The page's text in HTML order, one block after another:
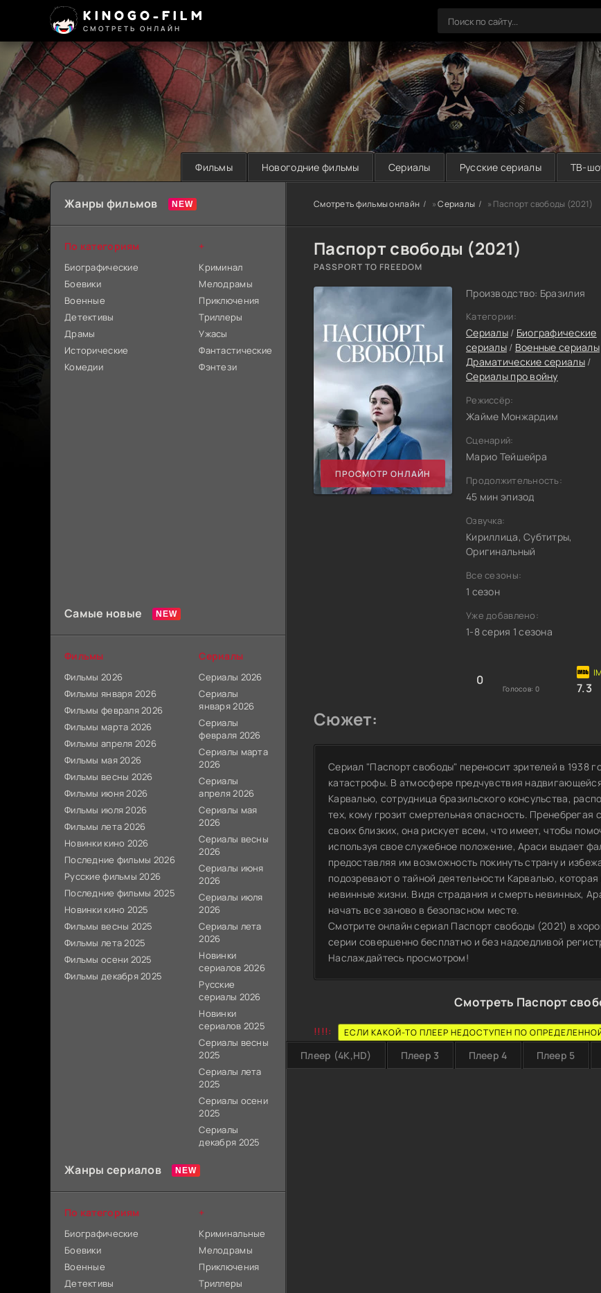
KINOGO-FILM
СМОТРЕТЬ ОНЛАЙН
Фильмы Новогодние фильмы Сериалы Русские сериалы ТВ-
Смотреть фильмы онлайн »Сериалы » Паспорт свободы (2021)
Паспорт свободы (2021)
PASSPORT TO FREEDOM
ПРОСМОТР ОНЛАЙН
Производство: Бразилия
Категории:
Сериалы/ Биографические
сериалы/ Военные сериалы
Драматические сериалы/
Сериалы про войну
Режиссёр:
Жайме Монжардим
Сценарий:
Марио Тейшейра
Продолжительность:
45 мин эпизод
Озвучка:
Кириллица, Субтитры,
Оригинальный
Все сезоны:
1 сезон
Уже добавлено:
1-8 серия 1 сезона
0
Голосов: 0 7.3
Сюжет:
Сериал "Паспорт свободы" переносит зрителей в 1938
катастрофы. В атмосфере предчувствия
Карвалью, сотрудница бразильского консульства,
тех, кому грозит смертельная опасность.
своих близких, она рискует всем, что имеет, чтобы
используя свое служебное положение, Араси выдает
предоставляя им возможность покинуть страну и
подозревают о тайной деятельности Карвалью,
невинные жизни. Видя страдания и смерть невинных,
начать все заново в безопасном месте.
Смотрите онлайн сериал Паспорт свободы (2021) в
серии совершенно бесплатно и без надоедливой
Наслаждайтесь просмотром!
Смотреть Паспорт
!!!!: ЕСЛИ КАКОЙ-ТО ПЛЕЕР НЕДОСТУПЕН ПО
Плеер (4K,HD) Плеер 3 Плеер 4 Плеер 5
Жанры фильмов
По категориям
Биографические
Боевики
Военные
Детективы
Драмы
Исторические
Комедии
+
Криминал
Мелодрамы
Приключения
Триллеры
Ужасы
Фантастические
Фэнтези
Самые новые
Фильмы
Фильмы 2026
Фильмы января 2026
Фильмы февраля 2026
Фильмы марта 2026
Фильмы апреля 2026
Фильмы мая 2026
Фильмы весны 2026
Фильмы июня 2026
Фильмы июля 2026
Фильмы лета 2026
Новинки кино 2026
Последние фильмы 2026
Русские фильмы 2026
Последние фильмы 2025
Новинки кино 2025
Фильмы весны 2025
Фильмы лета 2025
Фильмы осени 2025
Фильмы декабря 2025
Сериалы
Сериалы 2026
Сериалы
января 2026
Сериалы
февраля 2026
Сериалы марта
2026
Сериалы
апреля 2026
Сериалы мая
2026
Сериалы весны
2026
Сериалы июня
2026
Сериалы июля
2026
Сериалы лета
2026
Новинки
сериалов 2026
Русские
сериалы 2026
Новинки
сериалов 2025
Сериалы весны
2025
Сериалы лета
2025
Сериалы осени
2025
Сериалы
декабря 2025
Жанры сериалов
По категориям
Биографические
Боевики
Военные
Детективы
+
Криминальные
Мелодрамы
Приключения
Триллеры